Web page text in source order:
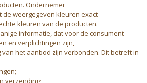
Ondernemer
de weergegeven kleuren exact
kleuren van de producten.
informatie, dat voor de consument
en verplichtingen zijn,
het aanbod zijn verbonden. Dit betreft in
verzending;